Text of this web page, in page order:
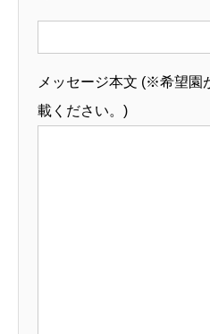
メッセージ本文 (※希望園
載ください。)